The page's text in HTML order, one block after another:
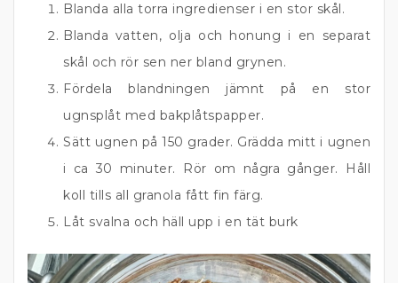
Blanda alla torra ingredienser i en stor skål.
Blanda vatten, olja och honung i en separat
skål och rör sen ner bland grynen.
Fördela blandningen jämnt på en stor
ugnsplåt med bakplåtspapper.
Sätt ugnen på 150 grader. Grädda mitt i ugnen
i ca 30 minuter. Rör om några gånger. Håll
koll tills all granola fått fin färg.
Låt svalna och häll upp i en tät burk